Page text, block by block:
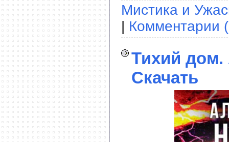
Мистика и
| Комментарии
Тихий
Скачать